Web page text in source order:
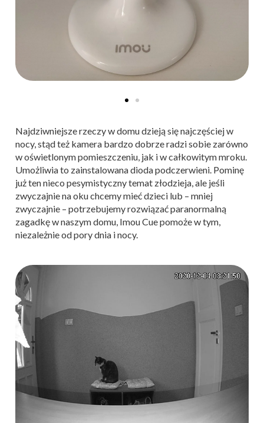
Najdziwniejsze rzeczy w domu dzieją się najczęściej w
nocy, stąd też kamera bardzo dobrze radzi sobie zarówno
w oświetlonym pomieszczeniu, jak i w całkowitym mroku.
Umożliwia to zainstalowana dioda podczerwieni. Pominę
już ten nieco pesymistyczny temat złodzieja, ale jeśli
zwyczajnie na oku chcemy mieć dzieci lub – mniej
zwyczajnie – potrzebujemy rozwiązać paranormalną
zagadkę w naszym domu, Imou Cue pomoże w tym,
niezależnie od pory dnia i nocy.